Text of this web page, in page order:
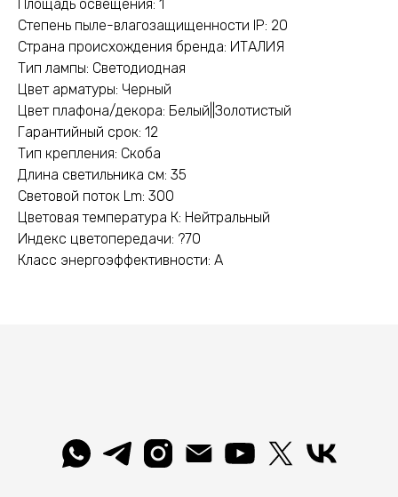
Площадь освещения: 1
Степень пыле-влагозащищенности IP: 20
Страна происхождения бренда: ИТАЛИЯ
Тип лампы: Светодиодная
Цвет арматуры: Черный
Цвет плафона/декора: Белый||Золотистый
Гарантийный срок: 12
Тип крепления: Скоба
Длина светильника см: 35
Световой поток Lm: 300
Цветовая температура К: Нейтральный
Индекс цветопередачи: ?70
Класс энергоэффективности: A